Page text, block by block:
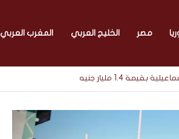
مصر الخليج العربي المغرب العربي